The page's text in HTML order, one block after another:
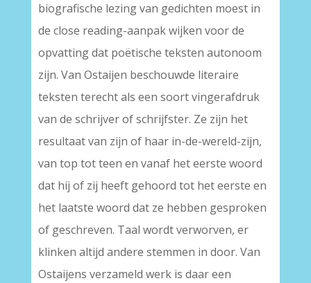
biografische lezing van gedichten moest in
de close reading-aanpak wijken voor de
opvatting dat poëtische teksten autonoom
zijn. Van Ostaijen beschouwde literaire
teksten terecht als een soort vingerafdruk
van de schrijver of schrijfster. Ze zijn het
resultaat van zijn of haar in-de-wereld-zijn,
van top tot teen en vanaf het eerste woord
dat hij of zij heeft gehoord tot het eerste en
het laatste woord dat ze hebben gesproken
of geschreven. Taal wordt verworven, er
klinken altijd andere stemmen in door. Van
Ostaijens verzameld werk is daar een